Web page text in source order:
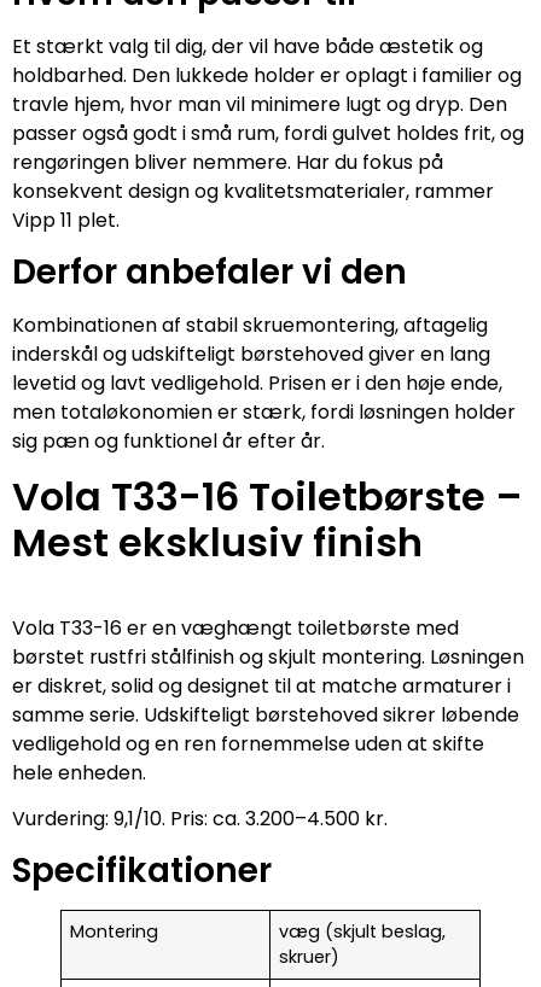
Et stærkt valg til dig, der vil have både æstetik og
holdbarhed. Den lukkede holder er oplagt i familier og
travle hjem, hvor man vil minimere lugt og dryp. Den
passer også godt i små rum, fordi gulvet holdes frit, og
rengøringen bliver nemmere. Har du fokus på
konsekvent design og kvalitetsmaterialer, rammer
Vipp 11 plet.
Derfor anbefaler vi den
Kombinationen af stabil skruemontering, aftagelig
inderskål og udskifteligt børstehoved giver en lang
levetid og lavt vedligehold. Prisen er i den høje ende,
men totaløkonomien er stærk, fordi løsningen holder
sig pæn og funktionel år efter år.
Vola T33-16 Toiletbørste –
Mest eksklusiv finish
Vola T33-16 er en væghængt toiletbørste med
børstet rustfri stålfinish og skjult montering. Løsningen
er diskret, solid og designet til at matche armaturer i
samme serie. Udskifteligt børstehoved sikrer løbende
vedligehold og en ren fornemmelse uden at skifte
hele enheden.
Vurdering: 9,1/10. Pris: ca. 3.200–4.500 kr.
Specifikationer
Montering
væg (skjult beslag,
skruer)